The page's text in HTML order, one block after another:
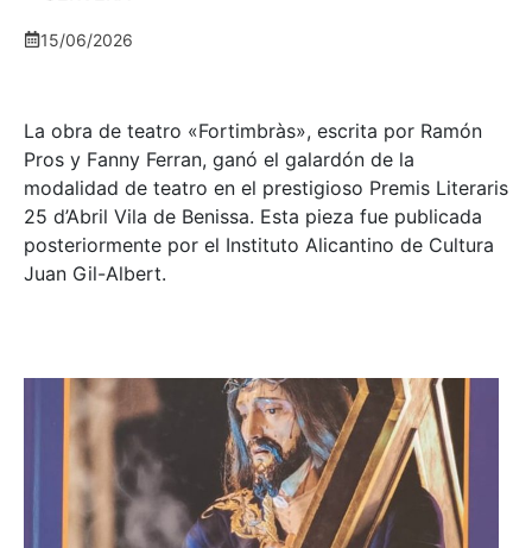
15/06/2026
La obra de teatro «Fortimbràs», escrita por Ramón
Pros y Fanny Ferran, ganó el galardón de la
modalidad de teatro en el prestigioso Premis Literaris
25 d’Abril Vila de Benissa. Esta pieza fue publicada
posteriormente por el Instituto Alicantino de Cultura
Juan Gil-Albert.